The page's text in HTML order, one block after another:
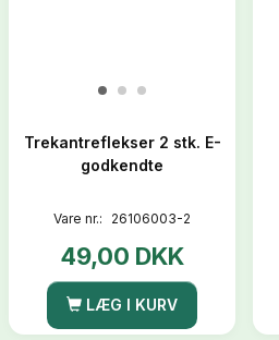
Trekantreflekser 2 stk. E-
godkendte
Vare nr.: 26106003-2
49,00 DKK
LÆG I KURV